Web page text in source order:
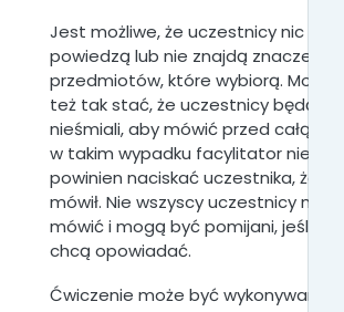
Jest możliwe, że uczestnicy nic nie
powiedzą lub nie znajdą znaczenia
przedmiotów, które wybiorą. Może
też tak stać, że uczestnicy będą
nieśmiali, aby mówić przed całą
w takim wypadku facylitator nie
powinien naciskać uczestnika, żeby
mówił. Nie wszyscy uczestnicy
mówić i mogą być pomijani, jeśli nie
chcą opowiadać.
Ćwiczenie może być wykonywane z